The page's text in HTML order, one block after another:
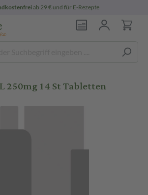
ab 29 € und für E-Rezepte
250mg 14 St Tabletten